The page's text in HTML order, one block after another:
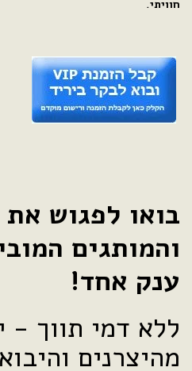
חוויתי.
בואו לפגוש
והמותגים
ענק אחד!
ללא דמי תווך -
מהיצרנים